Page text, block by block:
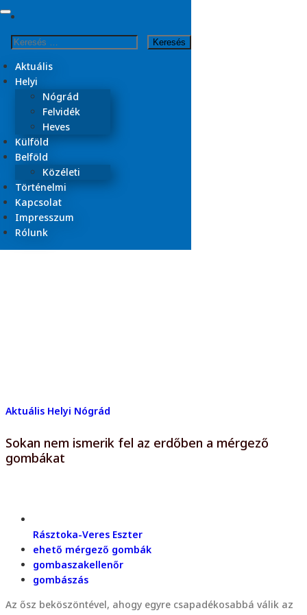
Skip
content
Keresés:
Aktuális
Helyi
Nógrád
Felvidék
Heves
Külföld
Belföld
Közéleti
Történelmi
Kapcsolat
Impresszum
Rólunk
Kezdőlap
gombászás
Aktuális Helyi Nógrád
Sokan nem ismerik fel az erdőben a mérgező
gombákat
Rásztoka-Veres Eszter
ehető mérgező gombák
gombaszakellenőr
gombászás
Az ősz beköszöntével, ahogy egyre csapadékosabbá válik az